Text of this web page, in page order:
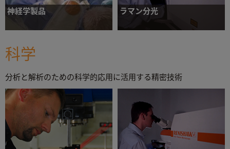
神経学製品
詳細について
ラマン分光
詳細について
科学
分析と解析のための科学的応用に活用する精密技術